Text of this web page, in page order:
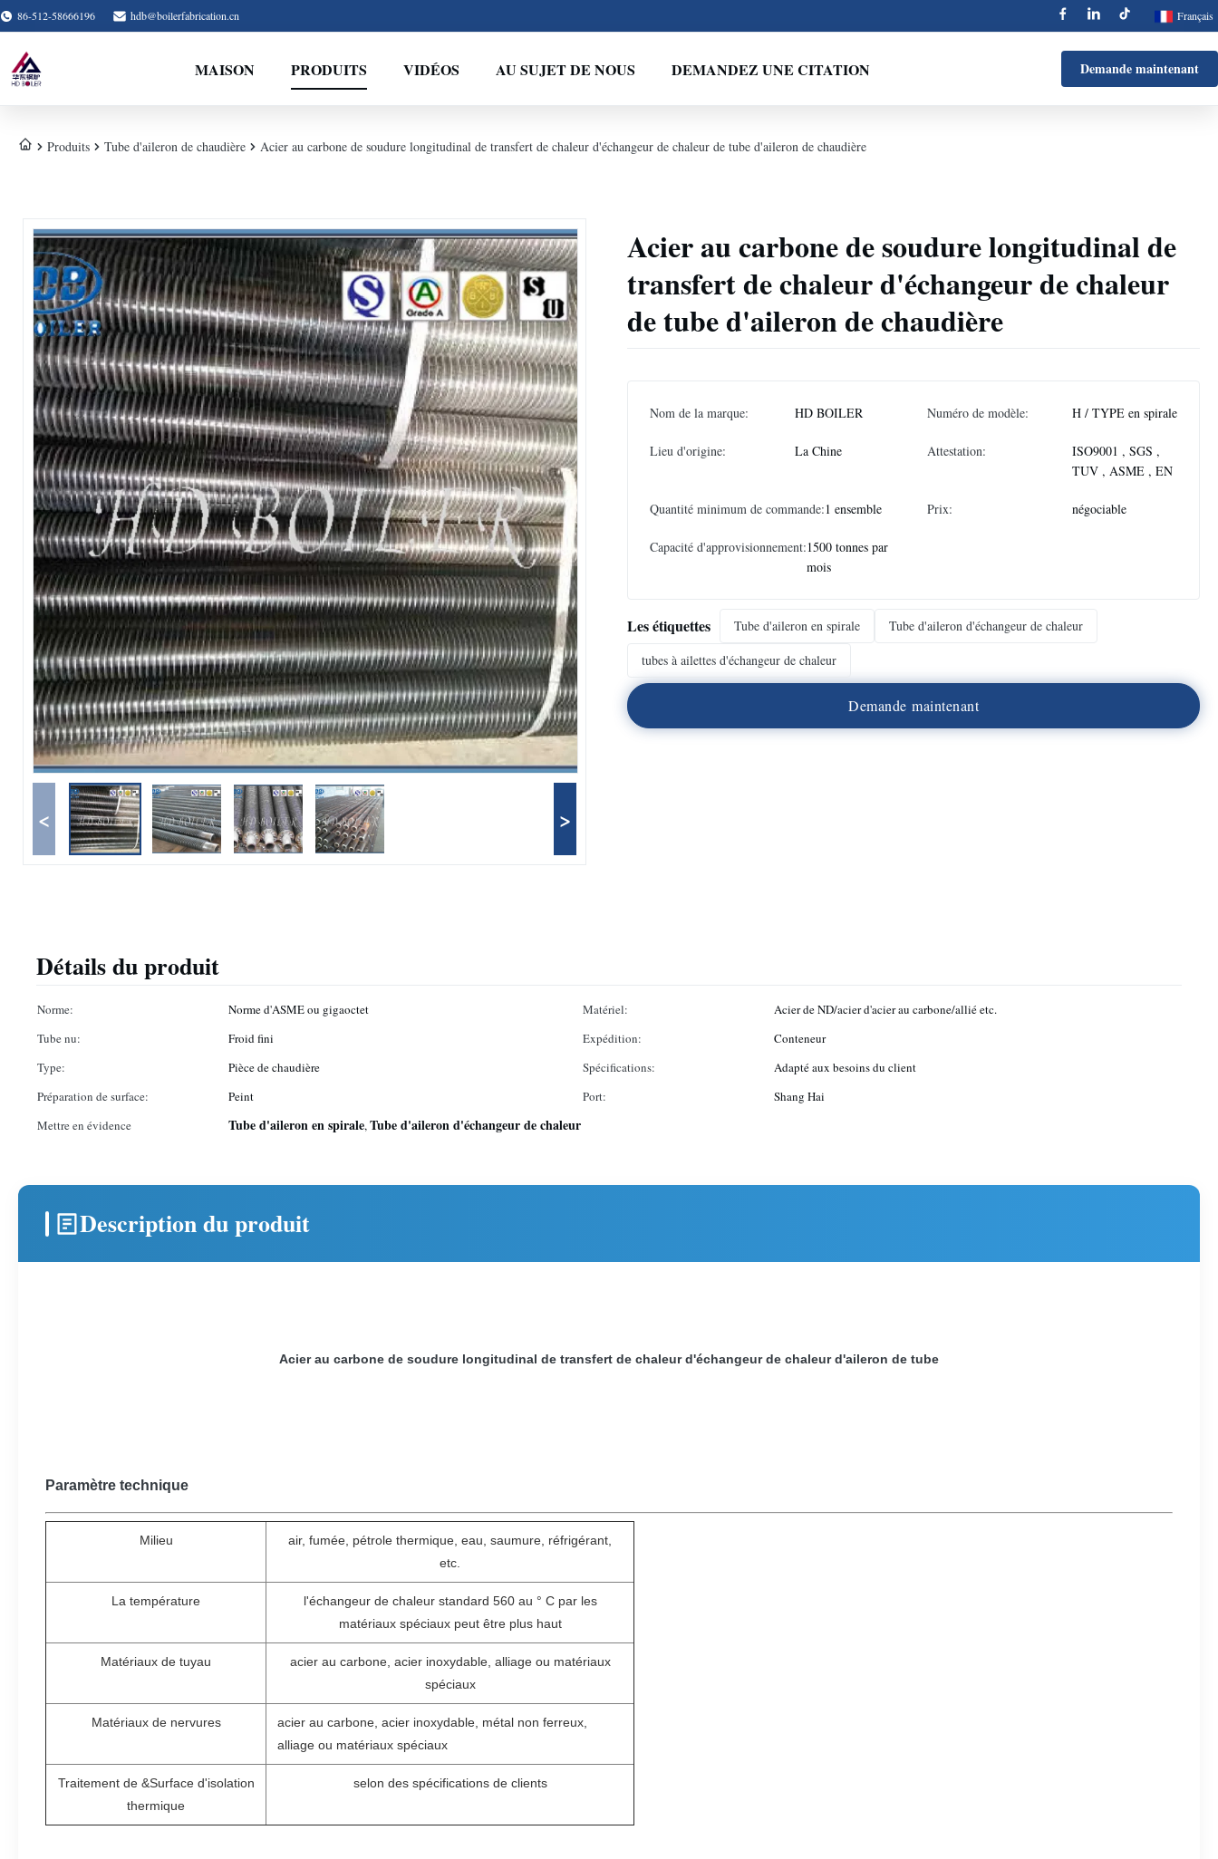
86-512-58666196 hdb@boilerfabrication.cn Français
MAISON PRODUITS VIDÉOS AU SUJET DE NOUS DEMANDEZ UNE CITATION Demande maintenant
Produits Tube d'aileron de chaudière Acier au carbone de soudure longitudinal de transfert de chaleur d'échangeur de chaleur de tube d'aileron de chaudière
< >
Acier au carbone de soudure longitudinal de
transfert de chaleur d'échangeur de chaleur
de tube d'aileron de chaudière
Nom de la marque: HD BOILER Numéro de modèle: H / TYPE en spirale
Lieu d'origine: La Chine Attestation:
ISO9001 , SGS ,
TUV , ASME , EN
Quantité minimum de commande:1 ensemble Prix: négociable
Capacité d'approvisionnement:1500 tonnes par
mois
Les étiquettes Tube d'aileron en spirale
Tube d'aileron d'échangeur de chaleur
tubes à ailettes d'échangeur de chaleur
Demande maintenant
Détails du produit
Norme: Norme d'ASME ou gigaoctet Matériel:
Acier de ND/acier d'acier au carbone/allié etc.
Tube nu:
Froid fini Expédition:
Conteneur
Type:
Pièce de chaudière Spécifications:
Adapté aux besoins du client
Préparation de surface:
Peint Port:
Shang Hai
Mettre en évidence
Tube d'aileron en spirale,Tube d'aileron d'échangeur de chaleur
Description du produit
Acier au carbone de soudure longitudinal de transfert de chaleur d'échangeur de chaleur d'aileron de tube
Paramètre technique
Milieu
air, fumée, pétrole thermique, eau, saumure, réfrigérant,
etc.
La température
l'échangeur de chaleur standard 560 au ° C par les
matériaux spéciaux peut être plus haut
Matériaux de tuyau
acier au carbone, acier inoxydable, alliage ou matériaux
spéciaux
Matériaux de nervures
acier au carbone, acier inoxydable, métal non ferreux,
alliage ou matériaux spéciaux
Traitement de &Surface d'isolation
thermique
selon des spécifications de clients